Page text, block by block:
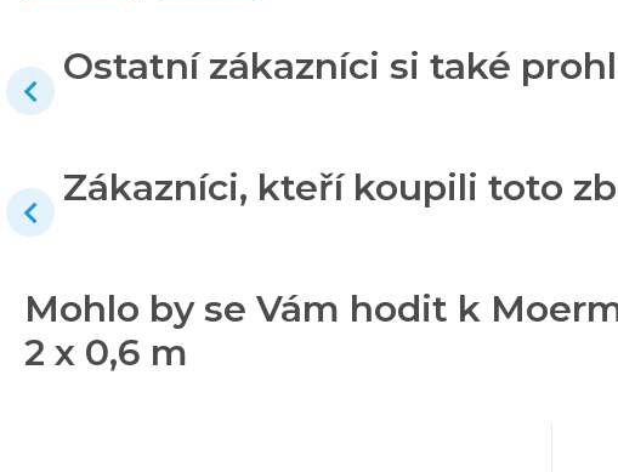
Ostatní zákazníci si také
Zákazníci, kteří koupili toto
Mohlo by se Vám hodit k
2 x 0,6 m